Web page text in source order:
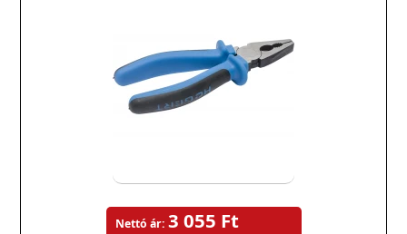
Nettó ár: 3 055 Ft